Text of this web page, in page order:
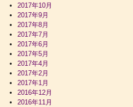
2017年10月
2017年9月
2017年8月
2017年7月
2017年6月
2017年5月
2017年4月
2017年2月
2017年1月
2016年12月
2016年11月